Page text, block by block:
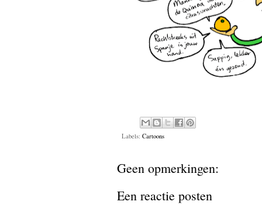
Labels: Cartoons
Geen opmerkingen:
Een reactie posten